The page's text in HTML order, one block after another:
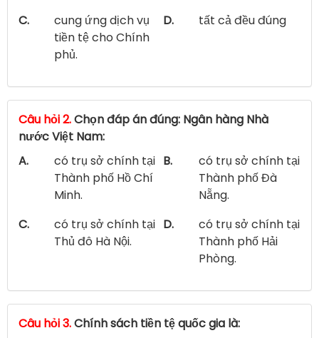
C.
cung ứng dịch vụ
tiền tệ cho Chính
phủ.
D. tất cả đều đúng
Câu hỏi 2.Chọn đáp án đúng: Ngân hàng Nhà
nước Việt Nam:
A.
có trụ sở chính tại
Thành phố Hồ Chí
Minh.
B.
có trụ sở chính tại
Thành phố Đà
Nẵng.
C.
có trụ sở chính tại
Thủ đô Hà Nội.
D.
có trụ sở chính tại
Thành phố Hải
Phòng.
Câu hỏi 3.Chính sách tiền tệ quốc gia là: